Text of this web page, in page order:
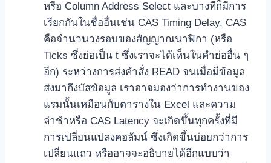
หรือ Column Address Select และบางทีก็มีการ
เรียกกันในชื่ออื่นเช่น CAS Timing Delay, CAS
คือจำนวนวงรอบของสัญญาณนาฬิกา (หรือ
Ticks ซึ่งย่อเป็น t ซึ่งเราจะได้เห็นในคำย่ออื่น ๆ
อีก) ระหว่างการส่งคำสั่ง READ จนเมื่อมีข้อมูล
ส่งมาถึงบัสข้อมูล เราอาจมองว่าการทำงานของ
แรมนั้นเหมือนกับตารางใน Excel และความ
ล่าช้าหรือ CAS Latency จะเกิดขึ้นทุกครั้งที่มี
การเปลี่ยนแปลงคอลัมน์ ซึ่งเกิดขึ้นบ่อยกว่าการ
เปลี่ยนแถว หรืออาจจะอธิบายได้อีกแบบว่า